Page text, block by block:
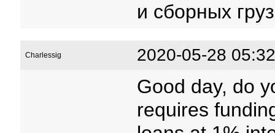
и сборных
Charlessig 2020-05-28
Good day, do
requires